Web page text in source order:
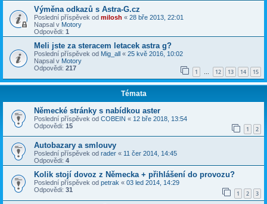
Výměna odkazů s Astra-G.cz
Poslední příspěvek od milosh « 28 bře 2013, 22:01
Napsal v Motory
Odpovědi: 1
Meli jste za steracem letacek astra g?
Poslední příspěvek od Mig_all « 25 kvě 2016, 10:02
Napsal v Motory
Odpovědi: 217 1 … 12 13 14 15
Témata
Německé stránky s nabídkou aster
Poslední příspěvek od COBEIN « 12 bře 2018, 13:54
Odpovědi: 15 1 2
Autobazary a smlouvy
Poslední příspěvek od rader « 11 čer 2014, 14:45
Odpovědi: 4
Kolik stojí dovoz z Německa + přihlášení do provozu?
Poslední příspěvek od petrak « 03 led 2014, 14:29
Odpovědi: 31 1 2 3